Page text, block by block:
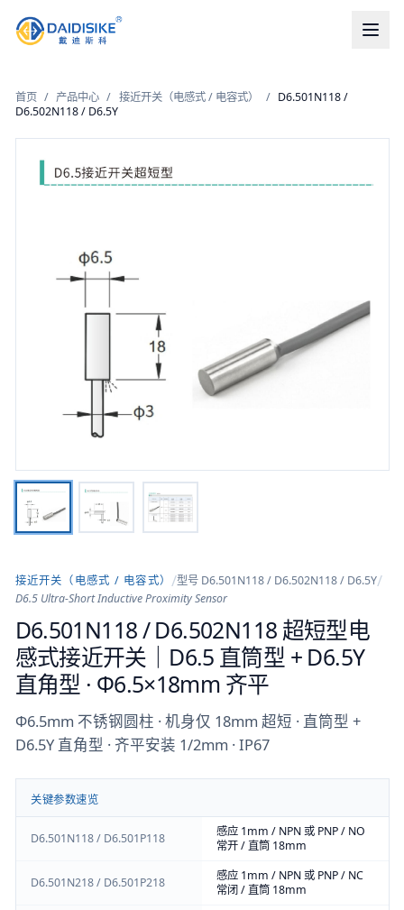
首页 / 产品中心 / 接近开关（电感式 / 电容式） / D6.501N118 /
D6.502N118 / D6.5Y
接近开关（电感式 / 电容式） /型号 D6.501N118 / D6.502N118 / D6.5Y/
D6.5 Ultra-Short Inductive Proximity Sensor
D6.501N118 / D6.502N118 超短型电
感式接近开关｜D6.5 直筒型 + D6.5Y
直角型 · Φ6.5×18mm 齐平
Φ6.5mm 不锈钢圆柱 · 机身仅 18mm 超短 · 直筒型 +
D6.5Y 直角型 · 齐平安装 1/2mm · IP67
关键参数速览
D6.501N118 / D6.501P118
感应 1mm / NPN 或 PNP / NO
常开 / 直筒 18mm
D6.501N218 / D6.501P218
感应 1mm / NPN 或 PNP / NC
常闭 / 直筒 18mm